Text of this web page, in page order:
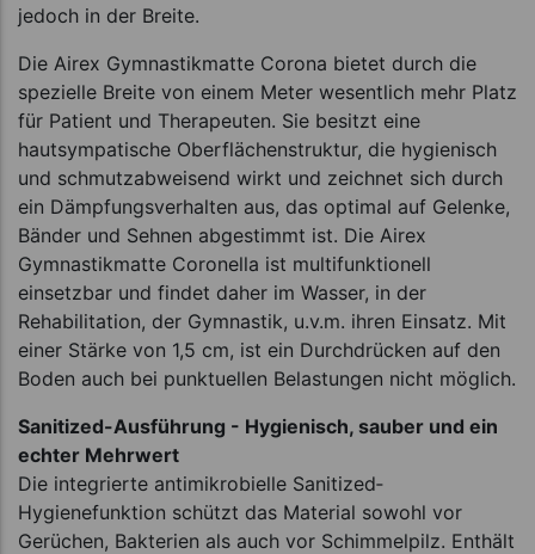
jedoch in der Breite.
Die Airex Gymnastikmatte Corona bietet durch die
spezielle Breite von einem Meter wesentlich mehr Platz
für Patient und Therapeuten. Sie besitzt eine
hautsympatische Oberflächenstruktur, die hygienisch
und schmutzabweisend wirkt und zeichnet sich durch
ein Dämpfungsverhalten aus, das optimal auf Gelenke,
Bänder und Sehnen abgestimmt ist. Die Airex
Gymnastikmatte Coronella ist multifunktionell
einsetzbar und findet daher im Wasser, in der
Rehabilitation, der Gymnastik, u.v.m. ihren Einsatz. Mit
einer Stärke von 1,5 cm, ist ein Durchdrücken auf den
Boden auch bei punktuellen Belastungen nicht möglich.
Sanitized-Ausführung - Hygienisch, sauber und ein
echter Mehrwert
Die integrierte antimikrobielle Sanitized­
Hygienefunktion schützt das Material sowohl vor
Gerüchen, Bakterien als auch vor Schimmelpilz. Enthält